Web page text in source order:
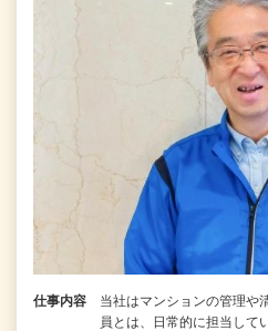
仕事内容
当社はマンションの管理や
員とは、日常的に担当して